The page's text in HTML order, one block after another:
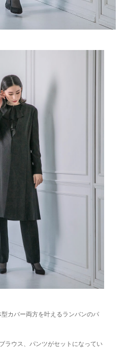
カバー両方を叶えるランバンのパ
ラウス、パンツがセットになってい